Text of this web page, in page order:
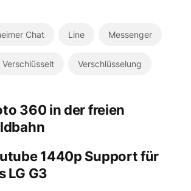
Chat Line Messenger
Verschlüsselt Verschlüsselung
360 in der freien
1440p Support für
LG G3